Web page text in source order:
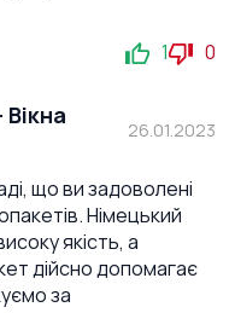
1 0
Вікна
26.01.2023
що ви задоволені
Німецький
якість, а
дійсно допомагає
за